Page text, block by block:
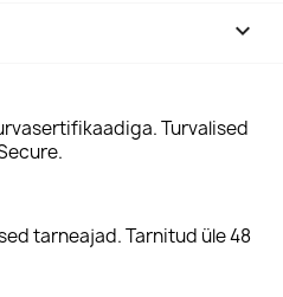

Turvalised
tarneajad. Tarnitud üle 48